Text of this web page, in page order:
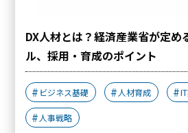
DX人材とは？経済産業省が定め
ル、採用・育成のポイント
ビジネス基礎 人材育成
人事戦略